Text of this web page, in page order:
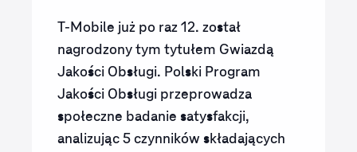
T-Mobile już po raz 12. został
nagrodzony tym tytułem Gwiazdą
Jakości Obsługi. Polski Program
Jakości Obsługi przeprowadza
społeczne badanie satysfakcji,
analizując 5 czynników składających